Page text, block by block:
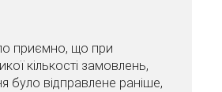
приємно, що при
кількості замовлень,
було відправлене раніше,